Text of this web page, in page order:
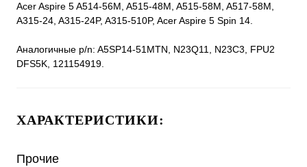
Acer Aspire 5 A514-56M, A515-48M, A515-58M, A517-58M,
A315-24, A315-24P, A315-510P, Acer Aspire 5 Spin 14.
Аналогичные p/n: A5SP14-51MTN, N23Q11, N23C3, FPU2
DFS5K, 121154919.
ХАРАКТЕРИСТИКИ:
Прочие